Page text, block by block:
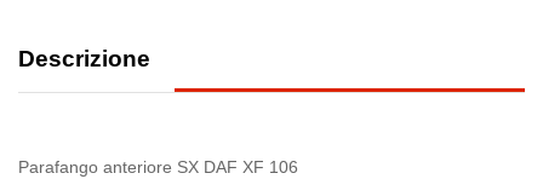
Descrizione
Parafango anteriore SX DAF XF 106